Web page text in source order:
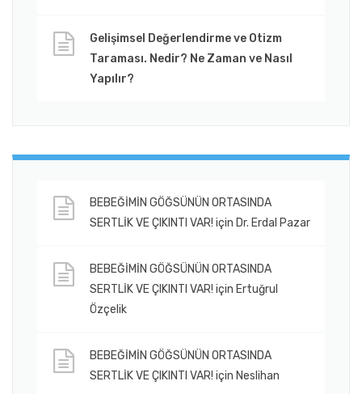
Gelişimsel Değerlendirme ve Otizm
Taraması. Nedir? Ne Zaman ve Nasıl
Yapılır?
BEBEĞİMİN GÖĞSÜNÜN ORTASINDA
SERTLİK VE ÇIKINTI VAR! için Dr. Erdal Pazar
BEBEĞİMİN GÖĞSÜNÜN ORTASINDA
SERTLİK VE ÇIKINTI VAR! için Ertuğrul
Özçelik
BEBEĞİMİN GÖĞSÜNÜN ORTASINDA
SERTLİK VE ÇIKINTI VAR! için Neslihan